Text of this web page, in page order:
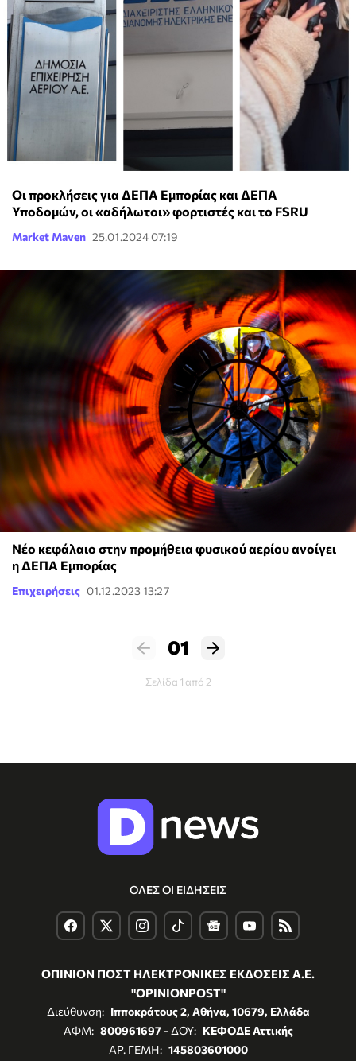
Οι προκλήσεις για ΔΕΠΑ Εμπορίας και ΔΕΠΑ
Υποδομών, οι «αδήλωτοι» φορτιστές και το FSRU
Market Maven 25.01.2024 07:19
Νέο κεφάλαιο στην προμήθεια φυσικού αερίου ανοίγει
η ΔΕΠΑ Εμπορίας
Επιχειρήσεις 01.12.2023 13:27
01
Σελίδα 1 από 2
ΟΛΕΣ ΟΙ ΕΙΔΗΣΕΙΣ
ΟΠΙΝΙΟΝ ΠΟΣΤ ΗΛΕΚΤΡΟΝΙΚΕΣ ΕΚΔΟΣΕΙΣ Α.Ε.
"OPINIONPOST"
Διεύθυνση: Ιπποκράτους 2, Αθήνα, 10679, Ελλάδα
ΑΦΜ: 800961697- ΔΟΥ: ΚΕΦΟΔΕ Αττικής
ΑΡ. ΓΕΜΗ: 145803601000